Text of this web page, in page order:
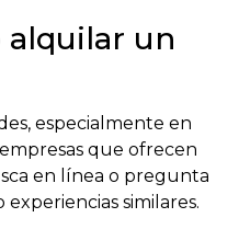
alquilar un
especialmente en
que ofrecen
en línea o pregunta
similares.